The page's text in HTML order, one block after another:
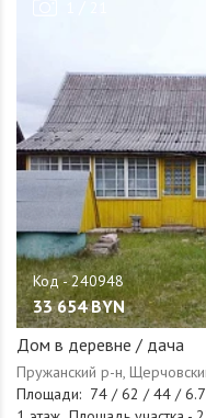
33 654 BYN
Дом в деревне / дача